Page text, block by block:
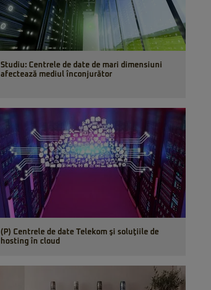
Studiu: Centrele de date de mari dimensiuni
afectează mediul înconjurător
(P) Centrele de date Telekom şi soluţiile de
hosting în cloud